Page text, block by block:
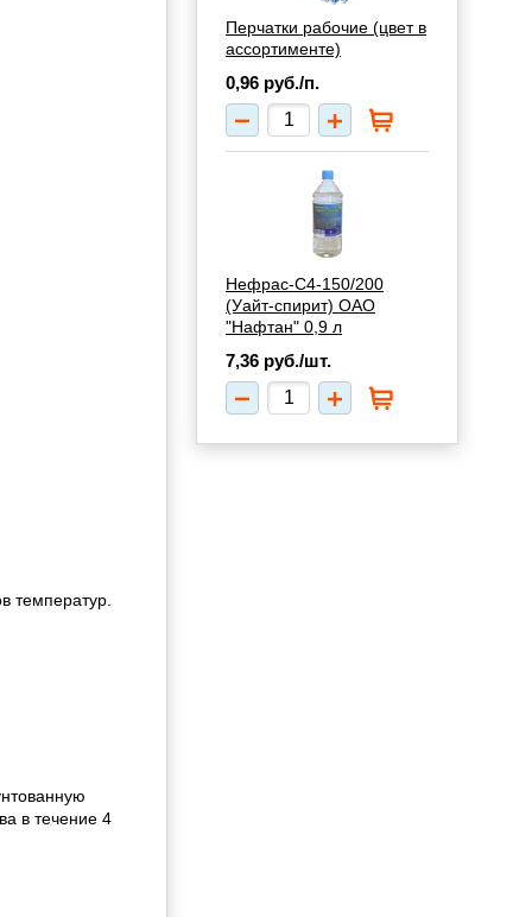
температур.
в течение 4
Перчатки рабочие (цвет в
ассортименте)
0,96 руб./п.
Нефрас-С4-150/200
(Уайт-спирит) ОАО
"Нафтан" 0,9 л
7,36 руб./шт.